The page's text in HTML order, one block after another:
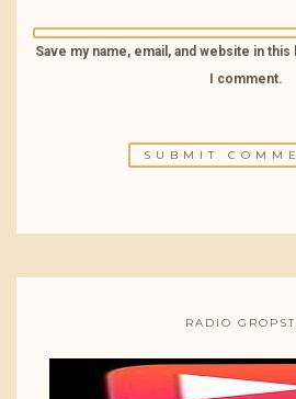
Save my name, email, and website in
I comment.
RADIO